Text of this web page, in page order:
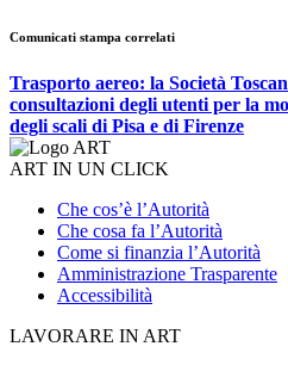
Comunicati stampa correlati
Trasporto aereo: la Società
consultazioni degli utenti per la
degli scali di Pisa e di Firenze
ART IN UN CLICK
Che cos’è l’Autorità
Che cosa fa l’Autorità
Come si finanzia l’Autorità
Amministrazione Trasparente
Accessibilità
LAVORARE IN ART